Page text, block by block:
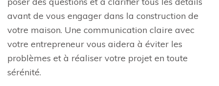
avant de vous engager dans la construction de
votre maison. Une communication claire avec
votre entrepreneur vous aidera à éviter les
problèmes et à réaliser votre projet en toute
sérénité.